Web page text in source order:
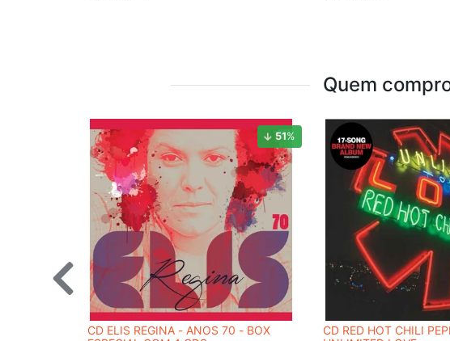
Quem
51%
CD ELIS REGINA - ANOS 70 - BOX
CD RED HOT CHILI